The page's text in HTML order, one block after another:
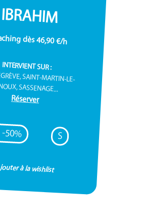
IBRAHIM
dès 46,90 €/h
INTERVIENT SUR :
SAINT-MARTIN-LE-
SASSENAGE...
Réserver
-50% S
à la wishlist